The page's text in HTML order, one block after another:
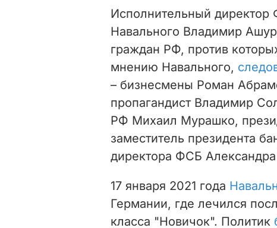
Исполнительный
Навального Владимир
граждан РФ, против
мнению Навального,
– бизнесмены Роман
пропагандист Владимир
РФ Михаил Мурашко,
заместитель президента
директора ФСБ
17 января 2021 года
Германии, где лечился
класса "Новичок". Политик